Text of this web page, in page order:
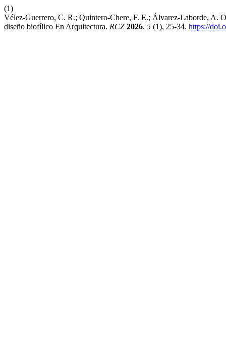
(1)
Vélez-Guerrero, C. R.; Quintero-Chere, F. E.; Álvarez-Laborde, A.
diseño biofílico En Arquitectura. RCZ 2026, 5 (1), 25-34. https://